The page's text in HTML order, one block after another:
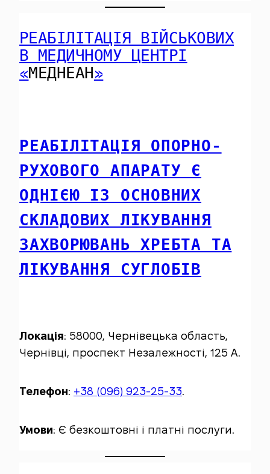
РЕАБІЛІТАЦІЯ ВІЙСЬКОВИХ
В МЕДИЧНОМУ ЦЕНТРІ
«МЕДНЕАН»
РЕАБІЛІТАЦІЯ ОПОРНО-
РУХОВОГО АПАРАТУ Є
ОДНІЄЮ ІЗ ОСНОВНИХ
СКЛАДОВИХ ЛІКУВАННЯ
ЗАХВОРЮВАНЬ ХРЕБТА ТА
ЛІКУВАННЯ СУГЛОБІВ
Локація: 58000, Чернівецька область,
Чернівці, проспект Незалежності, 125 А.
Телефон: +38 (096) 923-25-33.
Умови: Є безкоштовні і платні послуги.